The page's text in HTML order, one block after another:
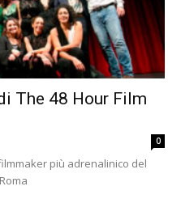
The 48 Hour Film
0
più adrenalinico del